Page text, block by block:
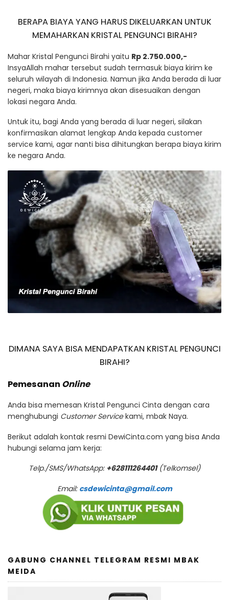
BERAPA BIAYA YANG HARUS DIKELUARKAN UNTUK
MEMAHARKAN KRISTAL PENGUNCI BIRAHI?
Mahar Kristal Pengunci Birahi yaitu Rp 2.750.000,-
InsyaAllah mahar tersebut sudah termasuk biaya kirim ke
seluruh wilayah di Indonesia. Namun jika Anda berada di luar
negeri, maka biaya kirimnya akan disesuaikan dengan
lokasi negara Anda.
Untuk itu, bagi Anda yang berada di luar negeri, silakan
konfirmasikan alamat lengkap Anda kepada customer
service kami, agar nanti bisa dihitungkan berapa biaya kirim
ke negara Anda.
DIMANA SAYA BISA MENDAPATKAN KRISTAL PENGUNCI
BIRAHI?
Pemesanan Online
Anda bisa memesan Kristal Pengunci Cinta dengan cara
menghubungi Customer Servicekami, mbak Naya.
Berikut adalah kontak resmi DewiCinta.com yang bisa Anda
hubungi selama jam kerja:
Telp./SMS/WhatsApp: +628111264401(Telkomsel)
Email: csdewicinta@gmail.com
GABUNG CHANNEL TELEGRAM RESMI MBAK
MEIDA